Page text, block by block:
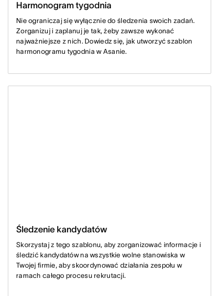
Harmonogram tygodnia
Nie ograniczaj się wyłącznie do śledzenia swoich zadań.
Zorganizuj i zaplanuj je tak, żeby zawsze wykonać
najważniejsze z nich. Dowiedz się, jak utworzyć szablon
harmonogramu tygodnia w Asanie.
Śledzenie kandydatów
Skorzystaj z tego szablonu, aby zorganizować informacje i
śledzić kandydatów na wszystkie wolne stanowiska w
Twojej firmie, aby skoordynować działania zespołu w
ramach całego procesu rekrutacji.